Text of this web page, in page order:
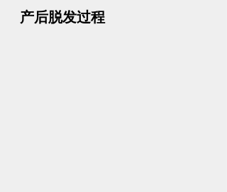
产后脱发过程